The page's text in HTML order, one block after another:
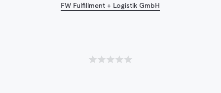
FW Fulfillment + Logistik GmbH